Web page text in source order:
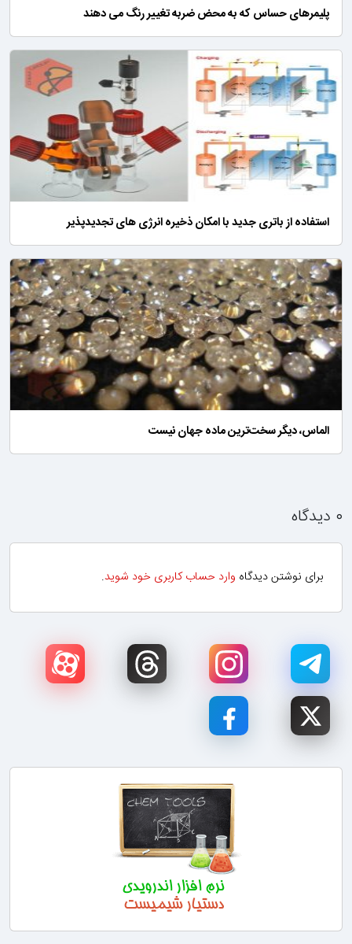
پلیمرهای حساس که به محض ضربه تغییر رنگ می دهند
استفاده از باتری جدید با امکان ذخیره انرژی های تجدیدپذیر
الماس، دیگر سخت‌ترین ماده جهان نیست
۰ دیدگاه
برای نوشتن دیدگاه وارد حساب کاربری خود شوید.